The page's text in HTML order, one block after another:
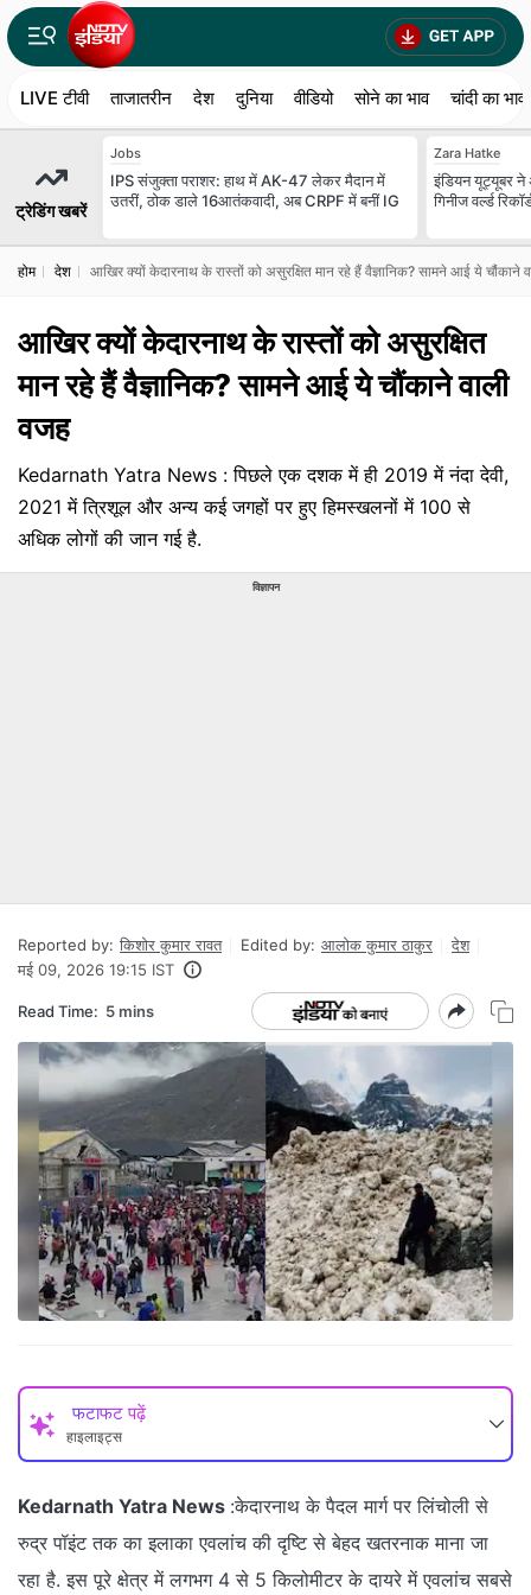
LIVE टीवी ताजातरीन देश दुनिया वीडियो सोने का भाव चांदी का भाव
ट्रेडिंग खबरें
Jobs
IPS संजुक्ता पराशर: हाथ में AK-47 लेकर मैदान में
उतरीं, ठोक डाले 16आतंकवादी, अब CRPF में बनीं IG
Zara Hatke
इंडियन यूट्यूबर ने
गिनीज वर्ल्ड
होम देश आखिर क्यों केदारनाथ के रास्तों को असुरक्षित मान रहे हैं वैज्ञानिक? सामने आई ये चौंकाने
आखिर क्यों केदारनाथ के रास्तों को असुरक्षित
मान रहे हैं वैज्ञानिक? सामने आई ये चौंकाने वाली
वजह
Kedarnath Yatra News : पिछले एक दशक में ही 2019 में नंदा देवी,
2021 में त्रिशूल और अन्य कई जगहों पर हुए हिमस्खलनों में 100 से
अधिक लोगों की जान गई है.
विज्ञापन
Reported by: किशोर कुमार रावत Edited by: आलोक कुमार ठाकुर
देश
मई 09, 2026 19:15 IST
Read Time: 5 mins
फटाफट पढ़ें
हाइलाइट्स
Kedarnath Yatra News :केदारनाथ के पैदल मार्ग पर लिंचोली से
रुद्र पॉइंट तक का इलाका एवलांच की दृष्टि से बेहद खतरनाक माना जा
रहा है. इस पूरे क्षेत्र में लगभग 4 से 5 किलोमीटर के दायरे में एवलांच सबसे